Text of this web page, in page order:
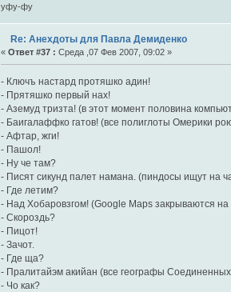
уфу-фу
Re: Анехдоты для Павла Демиденко
« Ответ #37 : Среда ,07 Фев 2007, 09:02 »
- Ключъ настард протяшко адин!
- Прятяшко первый нах!
- Аземуд тризта! (в этот момент половина
- Баигалаффко гатов! (все полиглоты Омерики
- Афтар, жги!
- Пашол!
- Ну че там?
- Писят сикунд палет намана. (пиндосы ищут на
- Где летим?
- Над Хобаровзгом! (Google Maps закрываются на
- Скороздь?
- Пицот!
- Зачот.
- Где ща?
- Пралитайэм акийан (все географы
- Чо как?